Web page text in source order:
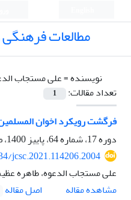
مطالعات فرهنگی
نویسنده =علی مستجاب
تعداد مقالات:
1
فرگشت رویکرد اخوان
دوره 17، شماره 64، پاییز 1400، صفحه
jcsc.2021.114206.2004
علی مستجاب الدعوه، طاهره
مشاهده مقاله
اصل مقاله